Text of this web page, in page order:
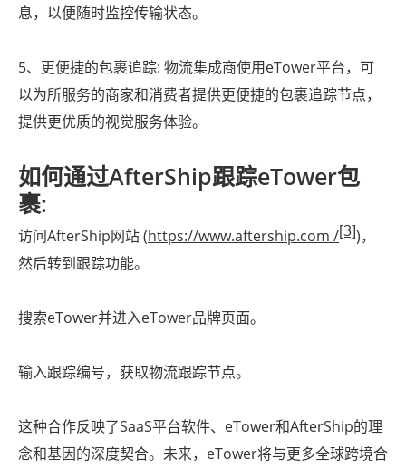
息，以便随时监控传输状态。
5、更便捷的包裹追踪: 物流集成商使用eTower平台，可
以为所服务的商家和消费者提供更便捷的包裹追踪节点，
提供更优质的视觉服务体验。
如何通过AfterShip跟踪eTower包
裹:
访问AfterShip网站 (https://www.aftership.com /[3])，
然后转到跟踪功能。
搜索eTower并进入eTower品牌页面。
输入跟踪编号，获取物流跟踪节点。
这种合作反映了SaaS平台软件、eTower和AfterShip的理
念和基因的深度契合。未来，eTower将与更多全球跨境合